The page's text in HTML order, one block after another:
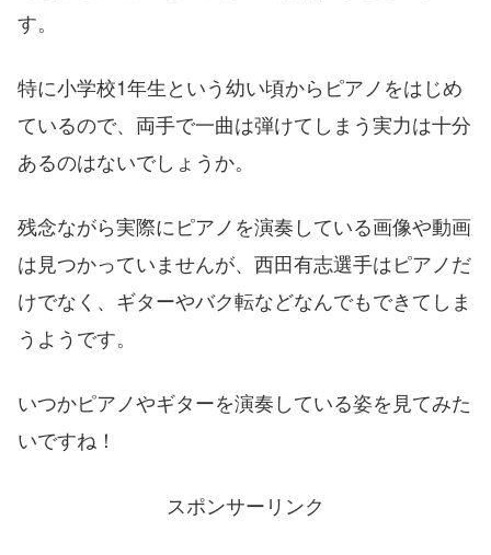
す。
特に小学校1年生という幼い頃からピアノをはじめ
ているので、両手で一曲は弾けてしまう実力は十分
あるのはないでしょうか。
残念ながら実際にピアノを演奏している画像や動画
は見つかっていませんが、西田有志選手はピアノだ
けでなく、ギターやバク転などなんでもできてしま
うようです。
いつかピアノやギターを演奏している姿を見てみた
いですね！
スポンサーリンク